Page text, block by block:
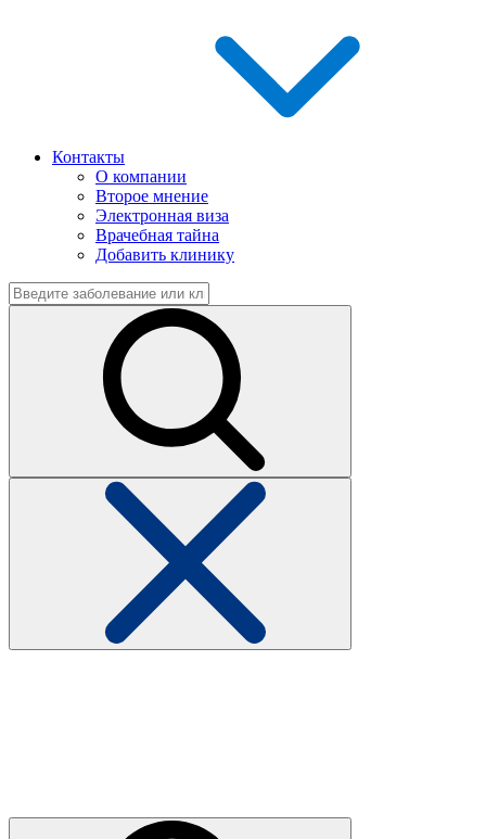
Контакты
О компании
Второе мнение
Электронная виза
Врачебная тайна
Добавить клинику